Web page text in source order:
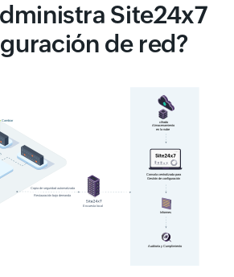
Site24x7
de red?